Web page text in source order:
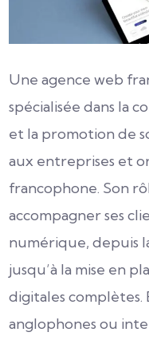
Une agence web
spécialisée dans la
et la promotion de
aux entreprises et
francophone. Son
accompagner ses
numérique, depuis
jusqu’à la mise en
digitales complètes.
anglophones ou